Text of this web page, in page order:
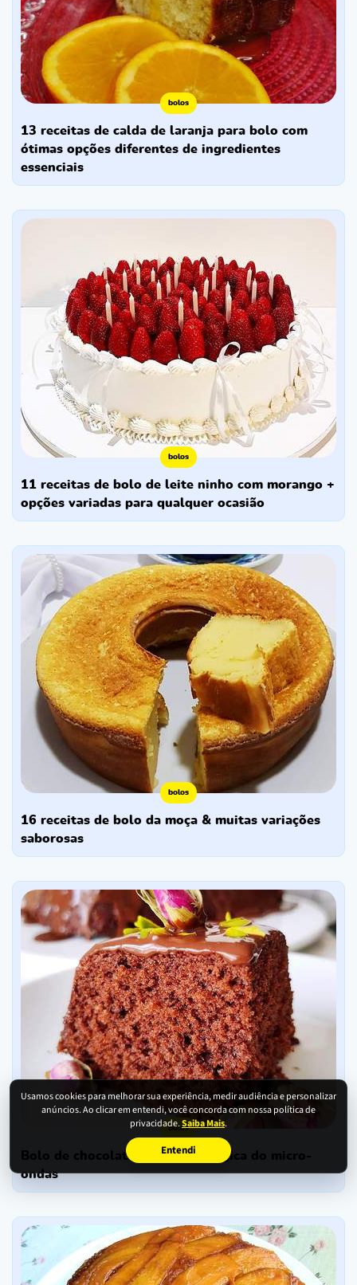
Usamos cookies para melhorar sua experiência, medir audiência e personalizar
anúncios. Ao clicar em entendi, você concorda com nossa política de
privacidade.Saiba Mais.
Entendi
bolos
13 receitas de calda de laranja para bolo com
ótimas opções diferentes de ingredientes
essenciais
bolos
11 receitas de bolo de leite ninho com morango +
opções variadas para qualquer ocasião
bolos
16 receitas de bolo da moça & muitas variações
saborosas
bolos
bolo de chocolate em 5 min: mágica do micro-
ondas